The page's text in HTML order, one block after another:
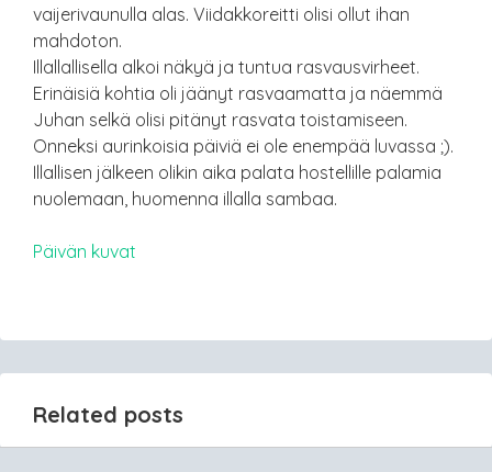
vaijerivaunulla alas. Viidakkoreitti olisi ollut ihan
mahdoton.
Illallallisella alkoi näkyä ja tuntua rasvausvirheet.
Erinäisiä kohtia oli jäänyt rasvaamatta ja näemmä
Juhan selkä olisi pitänyt rasvata toistamiseen.
Onneksi aurinkoisia päiviä ei ole enempää luvassa ;).
Illallisen jälkeen olikin aika palata hostellille palamia
nuolemaan, huomenna illalla sambaa.
Päivän kuvat
Related posts